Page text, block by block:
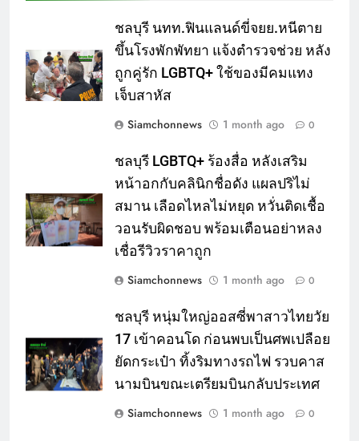
ชลบุรี นทท.ฟินแลนด์ขี่จยย.หนีตาย
ขึ้นโรงพักพัทยา แจ้งตำรวจช่วย หลัง
ถูกคู่รัก LGBTQ+ ใช้ของมีคมแทง
เจ็บสาหัส
Siamchonnews
1 month ago 0
ชลบุรี LGBTQ+ ร้องสื่อ หลังเสริม
หน้าอกกับคลินิกชื่อดัง แผลปริไม่
สมาน เลือดไหลไม่หยุด หวั่นติดเชื้อ
วอนรับผิดชอบ พร้อมเตือนอย่าหลง
เชื่อรีวิวราคาถูก
Siamchonnews
1 month ago 0
ชลบุรี หนุ่มใหญ่ออสซี่พาสาวไทยวัย
17 เข้าคอนโด ก่อนพบเป็นศพเปลือย
ยัดกระเป๋า ทิ้งริมทางรถไฟ รวบคาส
นามบินขณะเตรียมบินกลับประเทศ
Siamchonnews
1 month ago 0